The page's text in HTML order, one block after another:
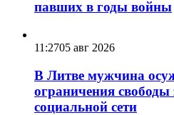
павших в годы войны
11:2705 авг 2026
В Литве мужчина
ограничения
социальной сети